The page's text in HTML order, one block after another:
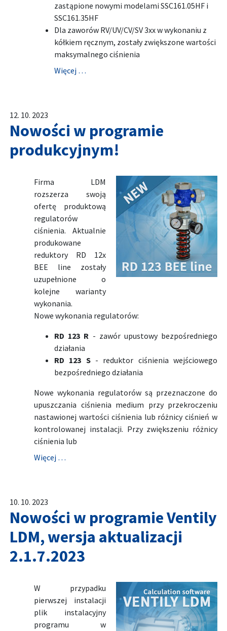
zastąpione nowymi modelami SSC161.05HF i
SSC161.35HF
Dla zaworów RV/UV/CV/SV 3xx w wykonaniu z
kółkiem ręcznym, zostały zwiększone wartości
maksymalnego ciśnienia
Więcej …
12. 10. 2023
Nowości w programie
produkcyjnym!
Firma LDM
rozszerza swoją
ofertę produktową
regulatorów
ciśnienia. Aktualnie
produkowane
reduktory RD 12x
BEE line zostały
uzupełnione o
kolejne warianty
wykonania.
Nowe wykonania regulatorów:
RD 123 R - zawór upustowy bezpośredniego
działania
RD 123 S- reduktor ciśnienia wejściowego
bezpośredniego działania
Nowe wykonania regulatorów są przeznaczone do
upuszczania ciśnienia medium przy przekroczeniu
nastawionej wartości ciśnienia lub różnicy ciśnień w
kontrolowanej instalacji. Przy zwiększeniu różnicy
ciśnienia lub
Więcej …
10. 10. 2023
Nowości w programie Ventily
LDM, wersja aktualizacji
2.1.7.2023
W przypadku
pierwszej instalacji
plik instalacyjny
programu w